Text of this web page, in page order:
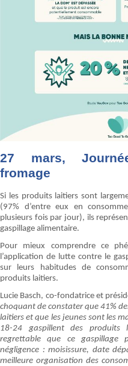
27 mars,
fromage
Si les produits laitiers sont
(97% d’entre eux en
plusieurs fois par jour), ils
gaspillage alimentaire.
Pour mieux comprendre ce
l’application de lutte contre le
sur leurs habitudes de
produits laitiers.
Lucie Basch, co-fondatrice et
choquant de constater que 41%
laitiers et que les jeunes sont les
18-24 gaspillent des produits
regrettable que ce gaspillage
négligence : moisissure, date
meilleure organisation des